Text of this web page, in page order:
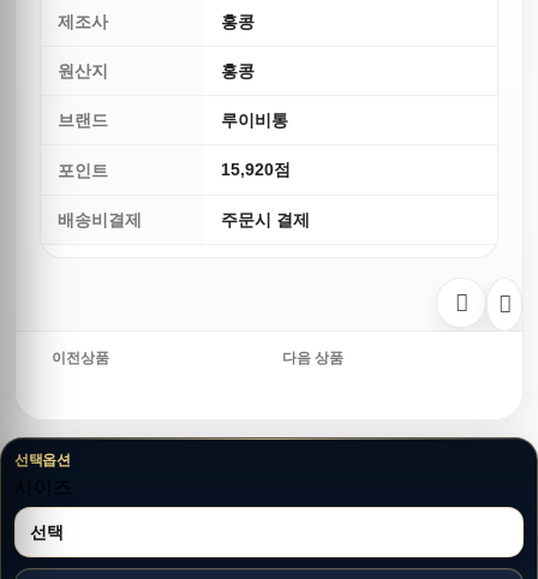
제조사 홍콩
원산지 홍콩
브랜드 루이비통
포인트 15,920점
배송비결제 주문시 결제
이전상품 다음 상품
선택옵션
사이즈